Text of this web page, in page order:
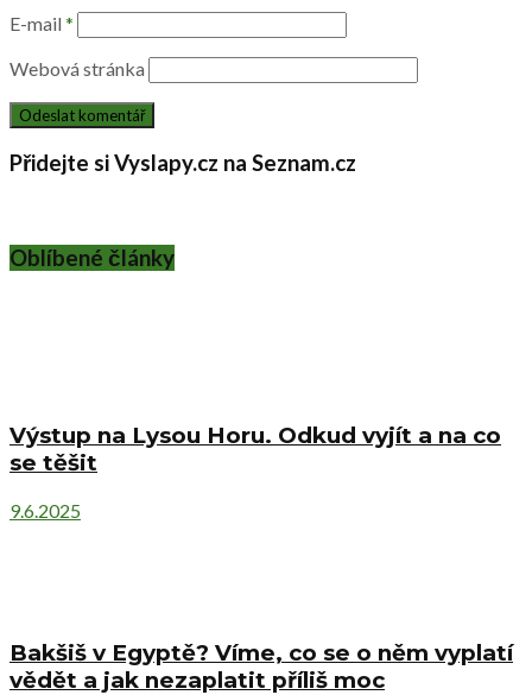
E-mail *
Webová stránka
Přidejte si Vyslapy.cz na Seznam.cz
Oblíbené články
Výstup na Lysou Horu. Odkud vyjít a na co
se těšit
9.6.2025
Bakšiš v Egyptě? Víme, co se o něm vyplatí
vědět a jak nezaplatit příliš moc